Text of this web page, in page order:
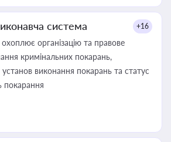
система +16
організацію та правове
кримінальних покарань,
установ виконання покарань та статус
покарання